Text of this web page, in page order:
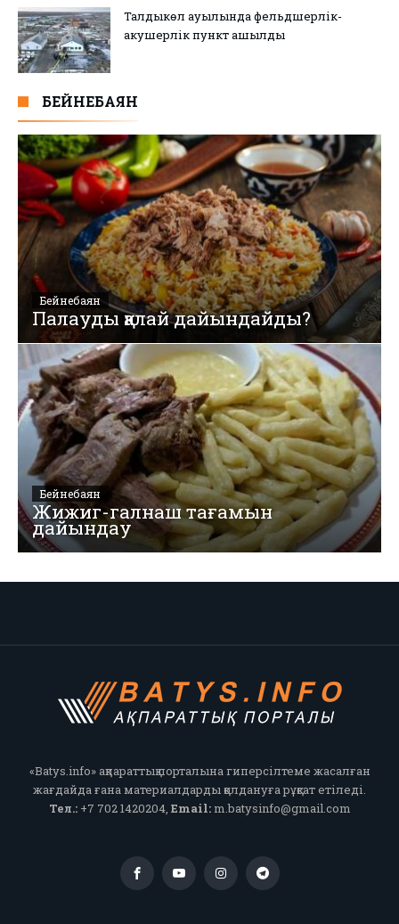
Талдыкөл ауылында фельдшерлік-
акушерлік пункт ашылды
БЕЙНЕБАЯН
Бейнебаян
Палауды қалай дайындайды?
Бейнебаян
Жижиг-галнаш тағамын
дайындау
«Batys.info» ақпараттық порталына гиперсілтеме жасалған
жағдайда ғана материалдарды қолдануға рұқсат етіледі.
Тел.:+7 702 1420204, Email:m.batysinfo@gmail.com